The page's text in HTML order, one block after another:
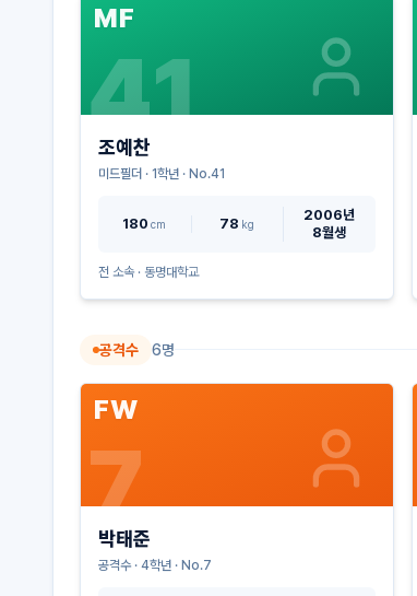
MF
41
조예찬
미드필더 · 1학년 · No.41
180 cm 78 kg
2006년
8월생
전 소속 · 동명대학교
공격수 6명
FW
7
박태준
공격수· 4학년 · No.7